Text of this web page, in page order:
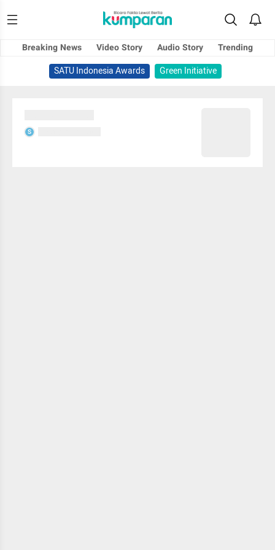
Breaking News Video Story Audio Story
Trending
SATU Indonesia Awards
Green Initiative
S